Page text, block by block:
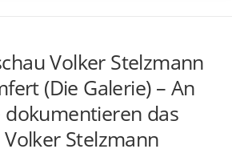
BILDER EDDA KAUFT EIN
LINKS
Volker Stelzmann
(Die Galerie) – An
dokumentieren das
Stelzmann